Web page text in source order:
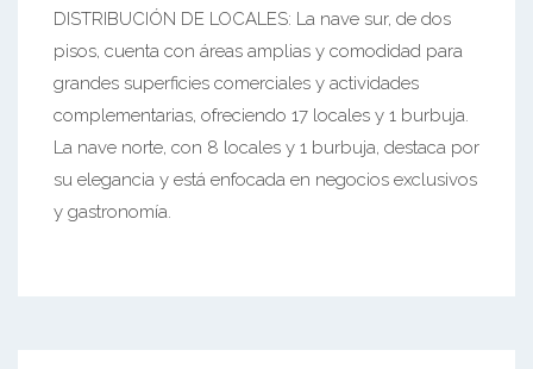
DISTRIBUCIÓN DE LOCALES: La nave sur, de dos
pisos, cuenta con áreas amplias y comodidad para
grandes superficies comerciales y actividades
complementarias, ofreciendo 17 locales y 1 burbuja.
La nave norte, con 8 locales y 1 burbuja, destaca por
su elegancia y está enfocada en negocios exclusivos
y gastronomía.